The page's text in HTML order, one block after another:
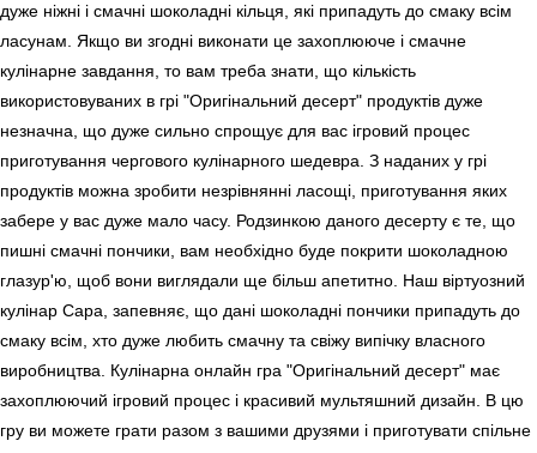
дуже ніжні і смачні шоколадні кільця, які припадуть до смаку всім
ласунам. Якщо ви згодні виконати це захоплююче і смачне
кулінарне завдання, то вам треба знати, що кількість
використовуваних в грі "Оригінальний десерт" продуктів дуже
незначна, що дуже сильно спрощує для вас ігровий процес
приготування чергового кулінарного шедевра. З наданих у грі
продуктів можна зробити незрівнянні ласощі, приготування яких
забере у вас дуже мало часу. Родзинкою даного десерту є те, що
пишні смачні пончики, вам необхідно буде покрити шоколадною
глазур'ю, щоб вони виглядали ще більш апетитно. Наш віртуозний
кулінар Сара, запевняє, що дані шоколадні пончики припадуть до
смаку всім, хто дуже любить смачну та свіжу випічку власного
виробництва. Кулінарна онлайн гра "Оригінальний десерт" має
захоплюючий ігровий процес і красивий мультяшний дизайн. В цю
гру ви можете грати разом з вашими друзями і приготувати спільне